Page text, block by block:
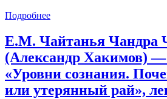
Подробнее
Е.М. Чайтанья Чандра
(Александр Хакимов)
«Уровни сознания.
или утерянный рай»,